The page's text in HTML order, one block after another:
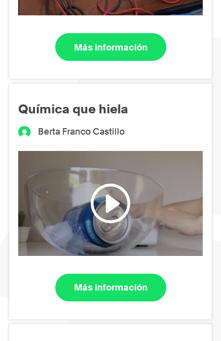
Más información
Química que hiela
Berta Franco Castillo
Más información